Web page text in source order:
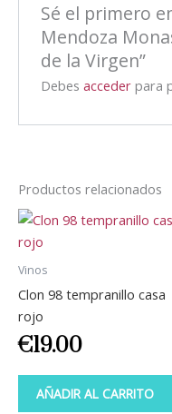
Sé el primero
Mendoza
de la Virgen”
Debesacceder para
Productos relacionados
Vinos
Clon 98 tempranillo casa
rojo
€19.00
AÑADIR AL CARRITO